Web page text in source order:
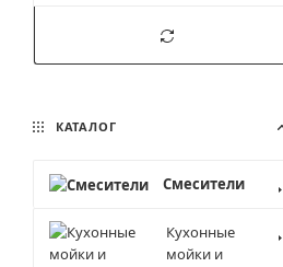
КАТАЛОГ
Смесители
Кухонные
мойки и